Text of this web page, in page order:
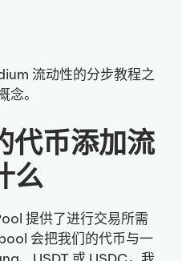
流动性的分步教程之
。
代币添加流
么
提供了进行交易所需
会把我们的代币与一